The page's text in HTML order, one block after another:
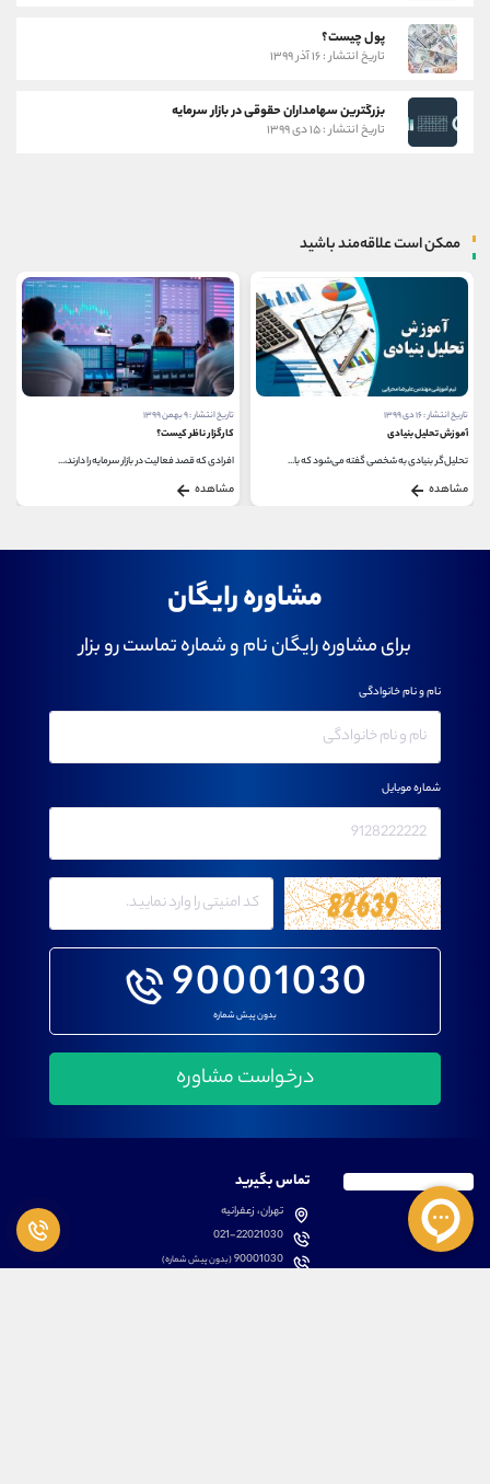
پول چیست؟
تاریخ انتشار : ۱۶ آذر ۱۳۹۹
بزرگترین سهامداران حقوقی در بازار سرمایه
تاریخ انتشار : ۱۵ دی ۱۳۹۹
ممکن است علاقه‌مند باشید
تاریخ انتشار : ۱۶ دی ۱۳۹۹
آموزش تحلیل بنیادی
تحلیل‌گر بنیادی به شخصی گفته می‌شود که با...
مشاهده
تاریخ انتشار : ۹ بهمن ۱۳۹۹
کارگزار ناظر کیست؟
افرادی که قصد فعالیت در بازار سرمایه را دارند،...
مشاهده
مشاوره رایگان
برای مشاوره رایگان نام و شماره تماست رو بزار
90001030
بدون پیش شماره
نام و نام خانوادگی
شماره موبایل
تماس بگیرید
تهران، زعفرانیه
021-22021030
90001030(بدون پیش شماره)